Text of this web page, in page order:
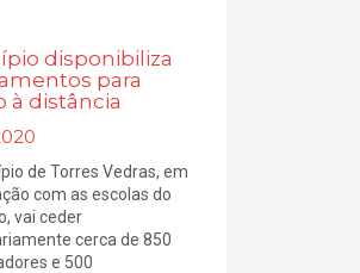
disponibiliza
para
à distância
de Torres Vedras, em
com as escolas do
vai ceder
cerca de 850
e 500